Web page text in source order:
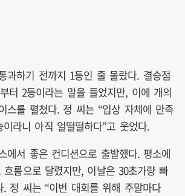
과하기 전까지 1등인 줄 몰랐다. 결승점
터 2등이라는 말을 들었지만, 이에 개의
스를 펼쳤다. 정 씨는 “입상 자체에 만족
라니 아직 얼떨떨하다”고 웃었다.
에서 좋은 컨디션으로 출발했다. 평소에
름으로 달렸지만, 이날은 30초가량 빠
. 정 씨는 “이번 대회를 위해 주말마다